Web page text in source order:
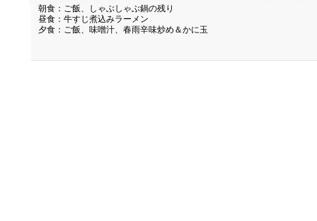
朝食：ご飯、しゃぶしゃぶ鍋の残り
昼食：牛すじ煮込みラーメン
夕食：ご飯、味噌汁、春雨辛味炒め＆かに玉